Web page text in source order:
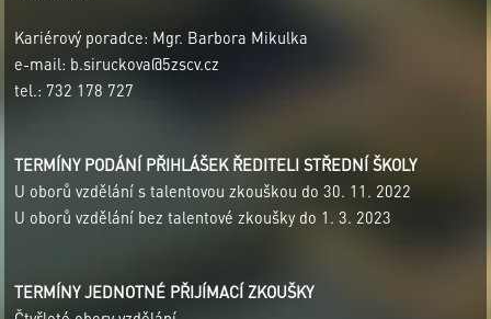
Kariérový poradce: Mgr. Barbora Mikulka
e-mail: b.siruckova@5zscv.cz
tel.: 732 178 727
TERMÍNY PODÁNÍ PŘIHLÁŠEK ŘEDITELI STŘEDNÍ ŠKOLY
U oborů vzdělání s talentovou zkouškou do 30. 11. 2022
U oborů vzdělání bez talentové zkoušky do 1. 3. 2023
TERMÍNY JEDNOTNÉ PŘIJÍMACÍ ZKOUŠKY